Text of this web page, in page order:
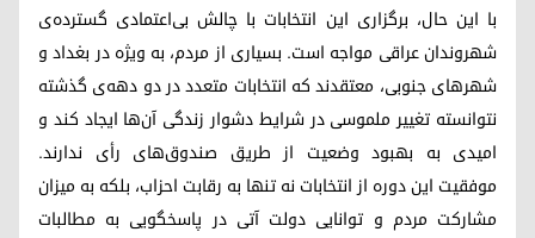
با این حال، برگزاری این انتخابات با چالش بی‌اعتمادی گسترده‌ی
شهروندان عراقی مواجه است. بسیاری از مردم، به ویژه در بغداد و
شهرهای جنوبی، معتقدند که انتخابات متعدد در دو دهه‌ی گذشته
نتوانسته تغییر ملموسی در شرایط دشوار زندگی آن‌ها ایجاد کند و
امیدی به بهبود وضعیت از طریق صندوق‌های رأی ندارند.
موفقیت این دوره از انتخابات نه تنها به رقابت احزاب، بلکه به میزان
مشارکت مردم و توانایی دولت آتی در پاسخگویی به مطالبات